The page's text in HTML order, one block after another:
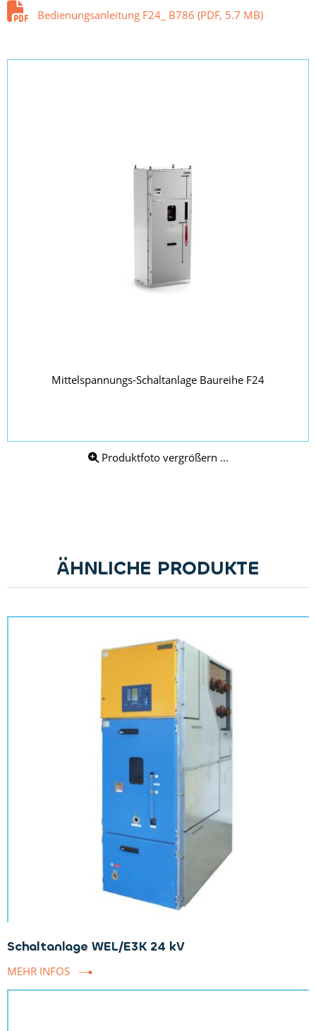
Bedienungsanleitung F24_ B786 (PDF, 5.7 MB)
Mittelspannungs-Schaltanlage Baureihe F24
Produktfoto vergrößern ...
ÄHNLICHE PRODUKTE
Schaltanlage WEL/E3K 24 kV
MEHR INFOS